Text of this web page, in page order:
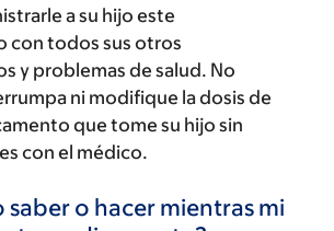
a su hijo este
con todos sus otros
y problemas de salud. No
ni modifique la dosis de
que tome su hijo sin
con el médico.
saber o hacer mientras mi